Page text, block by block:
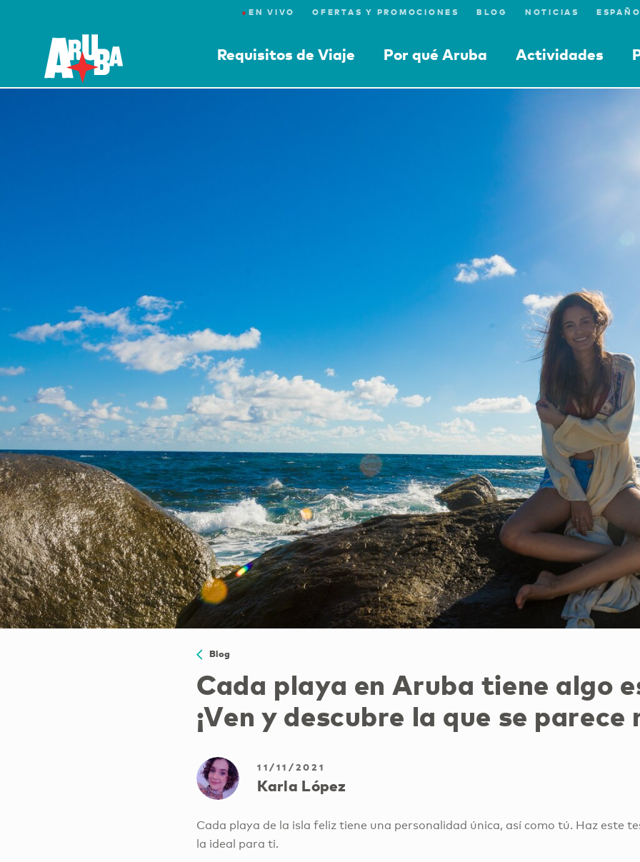
● EN VIVO OFERTAS Y PROMOCIONES BLOG NOTICIAS
Requisitos de Viaje Por qué Aruba Actividades
Blog
Cada playa en Aruba tiene algo
¡Ven y descubre la que se parece
11/11/2021
Karla López
Cada playa de la isla feliz tiene una personalidad única, así como tú. Haz este
la ideal para ti.